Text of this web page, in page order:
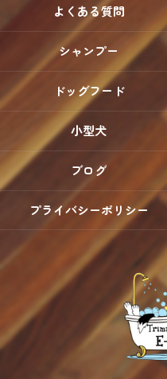
よくある質問
シャンプー
ドッグフード
小型犬
ブログ
プライバシーポリシー